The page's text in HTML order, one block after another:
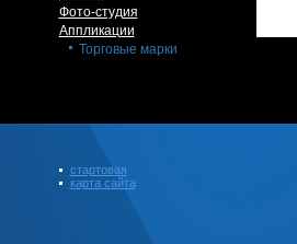
Фото-студия
Аппликации
Торговые марки
стартовая
карта сайта